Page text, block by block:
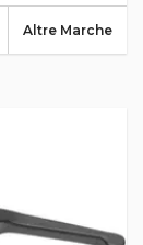
Altre Marche